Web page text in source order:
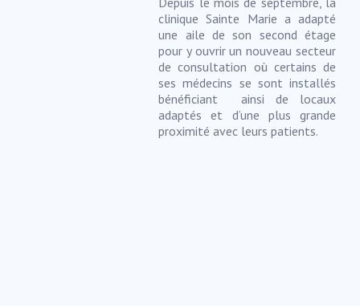
clinique Sainte Marie a adapté
une aile de son second étage
pour y ouvrir un nouveau secteur
de consultation où certains de
ses médecins se sont installés
bénéficiant ainsi de locaux
adaptés et d’une plus grande
proximité avec leurs patients.